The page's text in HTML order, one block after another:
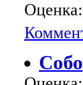
Оценка: